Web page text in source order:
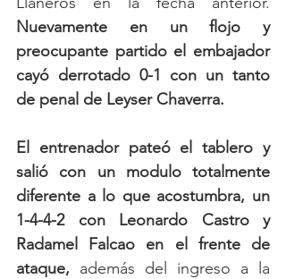
Nuevamente en un flojo y
preocupante partido el embajador
cayó derrotado 0-1 con un tanto
de penal de Leyser Chaverra.
El entrenador pateó el tablero y
salió con un modulo totalmente
diferente a lo que acostumbra, un
1-4-4-2 con Leonardo Castro y
Radamel Falcao en el frente de
ataque, además del ingreso a la